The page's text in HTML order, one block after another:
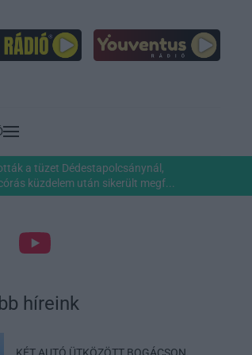
a tüzet Dédestapolcsánynál,
küzdelem után sikerült megf...
híreink
KÉT AUTÓ ÜTKÖZÖTT BOGÁCSON,